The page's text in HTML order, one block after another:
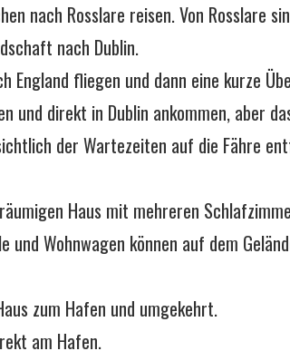
nach Rosslare reisen. Von Rosslare
nach Dublin.
England fliegen und dann eine kurze
und direkt in Dublin ankommen, aber
der Wartezeiten auf die Fähre
Haus mit mehreren
und Wohnwagen können auf dem
zum Hafen und umgekehrt.
am Hafen.